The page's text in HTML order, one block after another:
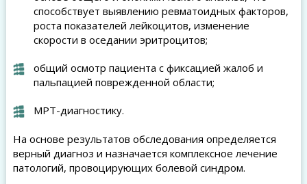
способствует выявлению ревматоидных факторов,
роста показателей лейкоцитов, изменение
скорости в оседании эритроцитов;
общий осмотр пациента с фиксацией жалоб и
пальпацией поврежденной области;
МРТ-диагностику.
На основе результатов обследования определяется
верный диагноз и назначается комплексное лечение
патологий, провоцирующих болевой синдром.